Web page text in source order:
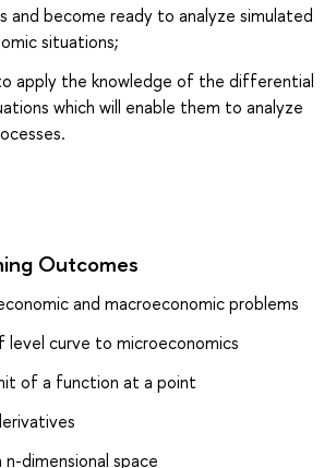
and become ready to analyze simulated
situations;
apply the knowledge of the differential
which will enable them to analyze
Outcomes
and macroeconomic problems
curve to microeconomics
of a function at a point
dimensional space